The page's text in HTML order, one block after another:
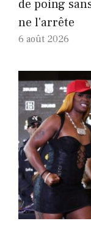
de poing
ne l'arrête
6 août 2026